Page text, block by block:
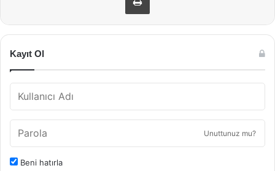
Kayıt Ol
Unuttunuz mu?
Beni hatırla